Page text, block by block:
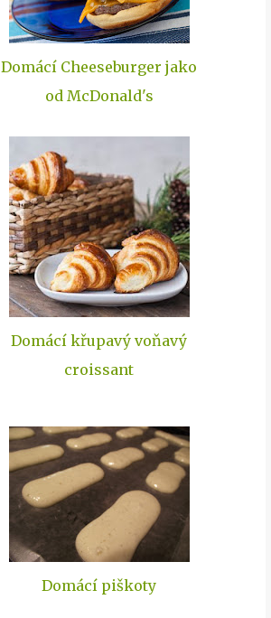
Domácí Cheeseburger jako
od McDonald's
Domácí křupavý voňavý
croissant
Domácí piškoty